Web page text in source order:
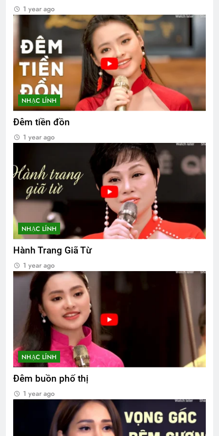
1 year ago
NHẠC LÍNH
Đêm tiền đồn
1 year ago
NHẠC LÍNH
Hành Trang Giã Từ
1 year ago
NHẠC LÍNH
Đêm buồn phố thị
1 year ago